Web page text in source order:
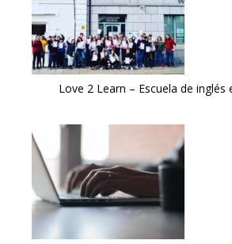
Love 2 Learn – Escuela de inglés